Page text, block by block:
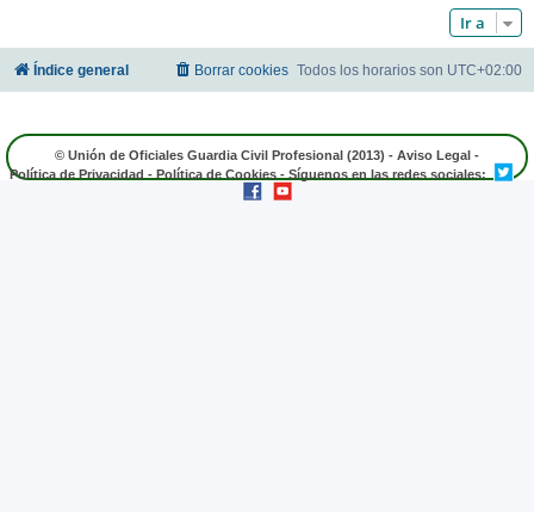
Ir a
Índice general Todos los horarios son UTC+02:00
Borrar cookies
© Unión de Oficiales Guardia Civil Profesional (2013) - Aviso Legal -
Política de Privacidad - Política de Cookies - Síguenos en las redes sociales: